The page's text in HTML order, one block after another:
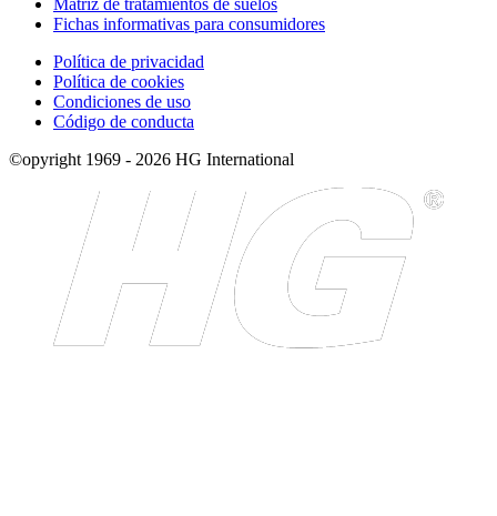
Matriz de tratamientos de suelos
Fichas informativas para consumidores
Política de privacidad
Política de cookies
Condiciones de uso
Código de conducta
©opyright 1969 - 2026 HG International